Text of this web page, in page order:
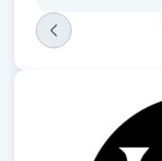
Friskvårdsmassage
Frisör